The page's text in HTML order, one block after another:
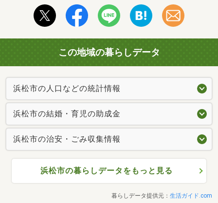
この地域の暮らしデータ
浜松市の人口などの統計情報
浜松市の結婚・育児の助成金
浜松市の治安・ごみ収集情報
浜松市の暮らしデータをもっと見る
暮らしデータ提供元： 生活ガイド.com